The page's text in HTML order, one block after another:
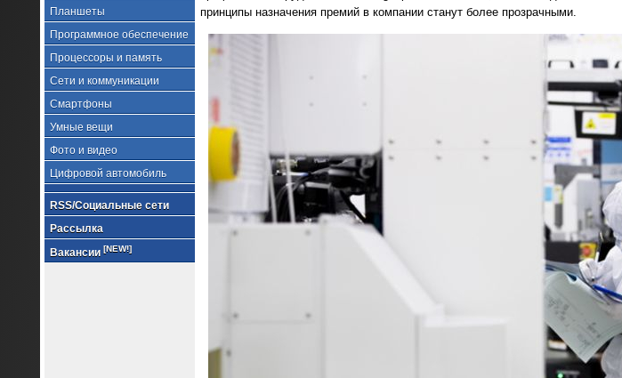
Планшеты
Программное обеспечение
Процессоры и память
Сети и коммуникации
Смартфоны
Умные вещи
Фото и видео
Цифровой автомобиль
RSS/Социальные сети
Рассылка
Вакансии [NEW!]
принципы назначения премий в компании станут более прозрачными.